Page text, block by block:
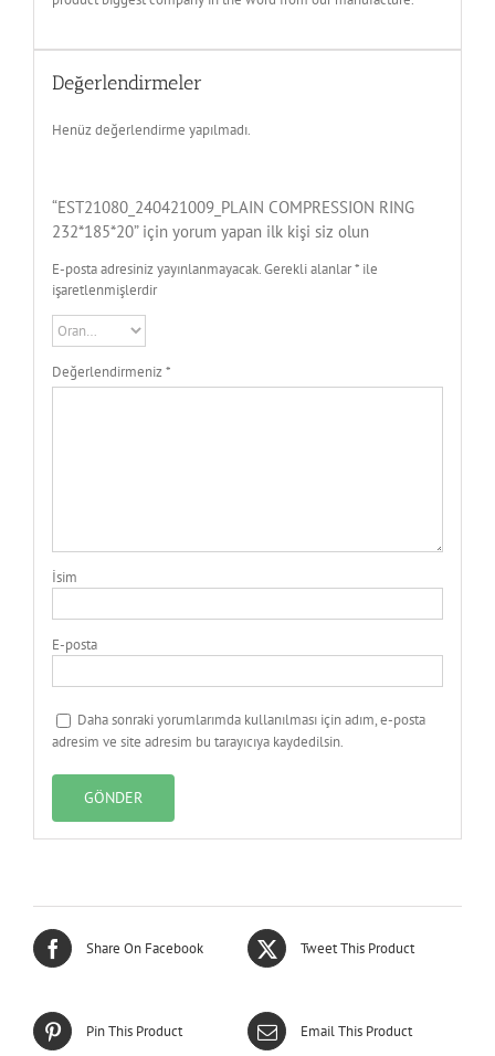
Değerlendirmeler
Henüz değerlendirme yapılmadı.
“EST21080_240421009_PLAIN COMPRESSION RING
232*185*20” için yorum yapan ilk kişi siz olun
E-posta adresiniz yayınlanmayacak. Gerekli alanlar*ile
işaretlenmişlerdir
Değerlendirmeniz*
İsim
E-posta
Daha sonraki yorumlarımda kullanılması için adım, e-posta
adresim ve site adresim bu tarayıcıya kaydedilsin.
Share On Facebook Tweet This Product
Pin This Product Email This Product